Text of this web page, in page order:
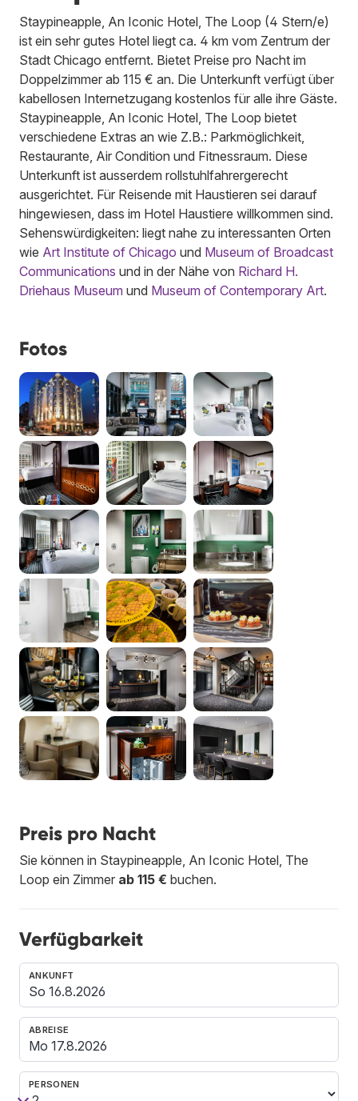
Staypineapple, An Iconic Hotel, The Loop (4 Stern/e)
ist ein sehr gutes Hotel liegt ca. 4 km vom Zentrum der
Stadt Chicago entfernt. Bietet Preise pro Nacht im
Doppelzimmer ab 115 € an. Die Unterkunft verfügt über
kabellosen Internetzugang kostenlos für alle ihre Gäste.
Staypineapple, An Iconic Hotel, The Loop bietet
verschiedene Extras an wie Z.B.: Parkmöglichkeit,
Restaurante, Air Condition und Fitnessraum. Diese
Unterkunft ist ausserdem rollstuhlfahrergerecht
ausgerichtet. Für Reisende mit Haustieren sei darauf
hingewiesen, dass im Hotel Haustiere willkommen sind.
Sehenswürdigkeiten: liegt nahe zu interessanten Orten
wie Art Institute of Chicago und Museum of Broadcast
Communications und in der Nähe von Richard H.
Driehaus Museum und Museum of Contemporary Art.
Fotos
Preis pro Nacht
Sie können in Staypineapple, An Iconic Hotel, The
Loop ein Zimmer ab 115 € buchen.
Verfügbarkeit
ANKUNFT
ABREISE
PERSONEN